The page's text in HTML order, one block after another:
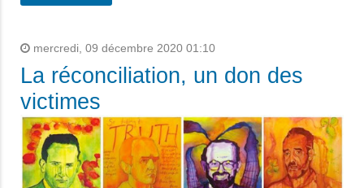
mercredi, 09 décembre 2020 01:10
La réconciliation, un don des
victimes